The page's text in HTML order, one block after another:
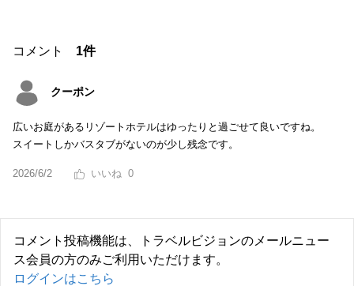
コメント 1件
クーポン
広いお庭があるリゾートホテルはゆったりと過ごせて良いですね。
スイートしかバスタブがないのが少し残念です。
2026/6/2 0
コメント投稿機能は、トラベルビジョンのメールニュー
ス会員の方のみご利用いただけます。
ログインはこちら